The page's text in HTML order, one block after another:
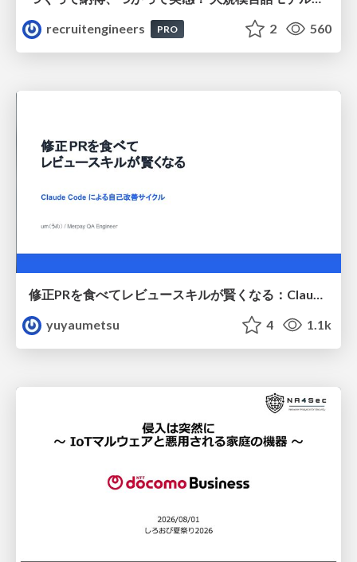
recruitengineers
PRO 2 560
修正PRを食べてレビュースキルが賢くなる：Claude Codeによる自己改善サイクル
yuyaumetsu
4 1.1k